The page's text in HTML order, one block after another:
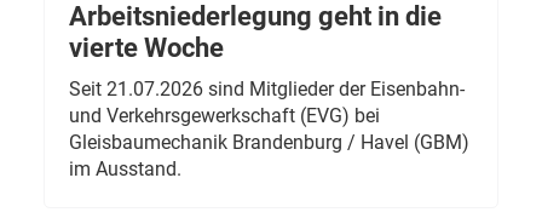
Arbeitsniederlegung geht in die
vierte Woche
Seit 21.07.2026 sind Mitglieder der Eisenbahn-
und Verkehrsgewerkschaft (EVG) bei
Gleisbaumechanik Brandenburg / Havel (GBM)
im Ausstand.